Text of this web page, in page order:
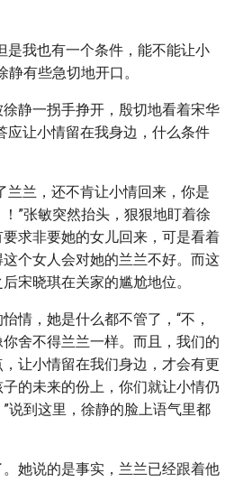
是我也有一个条件，能不能让小
有些急切地开口。
静一拐手挣开，殷切地看着宋华
应让小情留在我身边，什么条件
兰兰，还不肯让小情回来，你是
”张敏突然抬头，狠狠地盯着徐
求非要她的女儿回来，可是看着
个女人会对她的兰兰不好。而这
宋晓琪在关家的尴尬地位。
情，她是什么都不管了，“不，
舍不得兰兰一样。而且，我们的
让小情留在我们身边，才会有更
的未来的份上，你们就让小情仍
说到这里，徐静的脸上语气里都
她说的是事实，兰兰已经跟着他